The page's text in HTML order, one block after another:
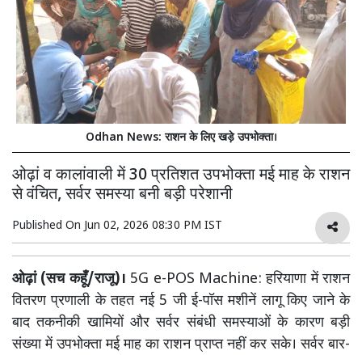
Odhan News: राशन के लिए खड़े उपभोक्ता।
ओढ़ां व कालांवाली में 30 प्रतिशत उपभोक्ता मई माह के राशन
से वंचित, सर्वर समस्या बनी बड़ी परेशानी
Published On Jun 02, 2026 08:30 PM IST
ओढ़ां (सच कहूँ/राजू)। 5G e-POS Machine: हरियाणा में राशन
वितरण प्रणाली के तहत नई 5 जी ई-पॉस मशीनें लागू किए जाने के
बाद तकनीकी खामियों और सर्वर संबंधी समस्याओं के कारण बड़ी
संख्या में उपभोक्ता मई माह का राशन प्राप्त नहीं कर सके। सर्वर बार-